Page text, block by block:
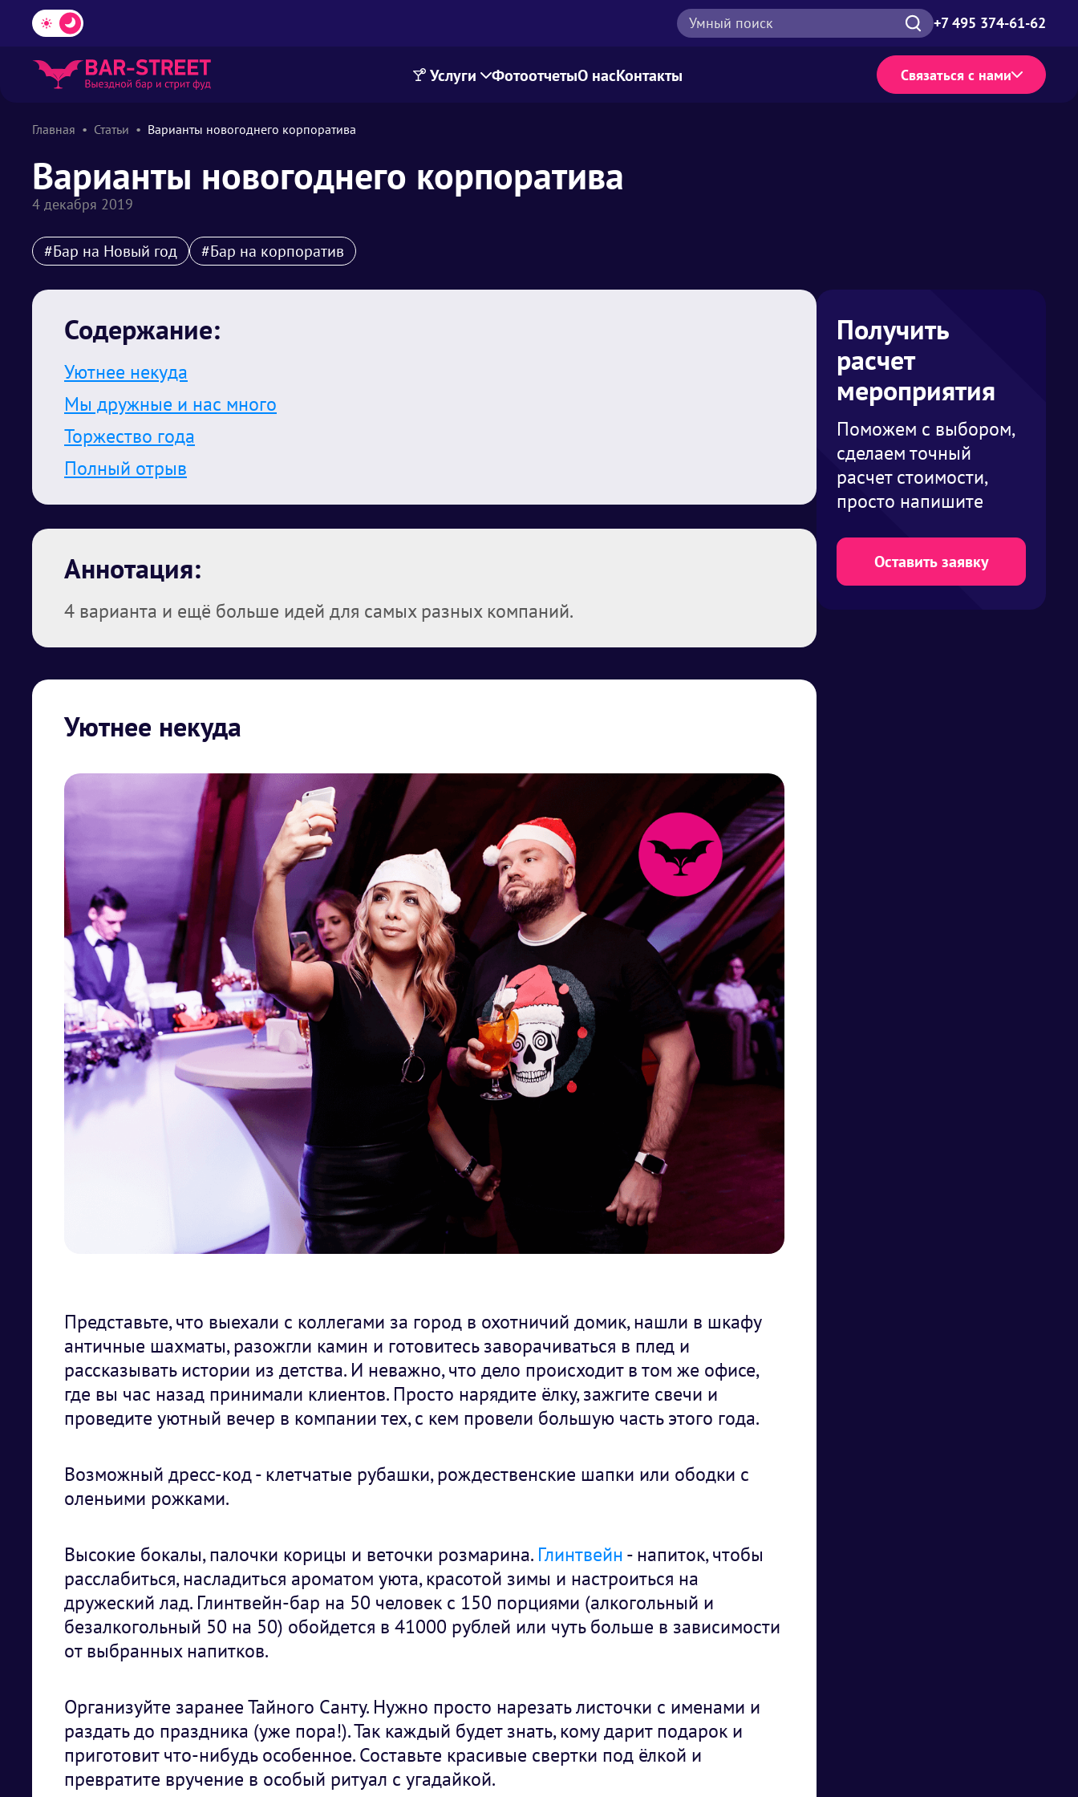
Умный поиск +7 495 374-61-62
Услуги ФотоотчетыО насКонтакты Связаться с нами
Главная Статьи Варианты новогоднего корпоратива
Варианты новогоднего корпоратива
4 декабря 2019
#Бар на Новый год #Бар на корпоратив
Содержание:
Уютнее некуда
Мы дружные и нас много
Торжество года
Полный отрыв
Аннотация:
4 варианта и ещё больше идей для самых разных компаний.
Уютнее некуда
Представьте, что выехали с коллегами за город в охотничий домик, нашли в шкафу
античные шахматы, разожгли камин и готовитесь заворачиваться в плед и
рассказывать истории из детства. И неважно, что дело происходит в том же офисе,
где вы час назад принимали клиентов. Просто нарядите ёлку, зажгите свечи и
проведите уютный вечер в компании тех, с кем провели большую часть этого года.
Возможный дресс-код - клетчатые рубашки, рождественские шапки или ободки с
оленьими рожками.
Высокие бокалы, палочки корицы и веточки розмарина. Глинтвейн- напиток, чтобы
расслабиться, насладиться ароматом уюта, красотой зимы и настроиться на
дружеский лад. Глинтвейн-бар на 50 человек с 150 порциями (алкогольный и
безалкогольный 50 на 50) обойдется в 41000 рублей или чуть больше в зависимости
от выбранных напитков.
Организуйте заранее Тайного Санту. Нужно просто нарезать листочки с именами и
раздать до праздника (уже пора!). Так каждый будет знать, кому дарит подарок и
приготовит что-нибудь особенное. Составьте красивые свертки под ёлкой и
превратите вручение в особый ритуал с угадайкой.
Получить
расчет
мероприятия
Поможем с выбором,
сделаем точный
расчет стоимости,
просто напишите
Оставить заявку